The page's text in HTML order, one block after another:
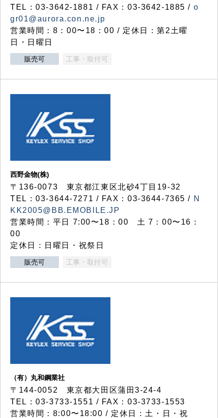
TEL：03-3642-1881 / FAX：03-3642-1885 / o
gr01@aurora.con.ne.jp
営業時間：8：00〜18：00 / 定休日：第2土曜
日・日曜日
販売可 工事・取付可
西野金物(株)
〒136-0073 東京都江東区北砂4丁目19-32
TEL：03‐3644‐7271 / FAX：03-3644-7365 / N
KK2005@BB.EMOBILE.JP
営業時間：平日 7:00〜18：00 土 7：00〜16：
00
定休日：日曜日・祝祭日
販売可 工事・取付可
（有）丸和鋼業社
〒144-0052 東京都大田区蒲田3-24-4
TEL：03-3733-1551 / FAX：03-3733-1553
営業時間：8:00〜18:00 / 定休日：土・日・祝